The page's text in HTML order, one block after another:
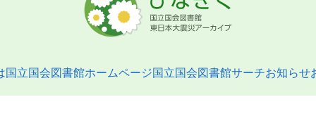
国立国会図書館ホームページ国立国会図書館サーチお知らせ